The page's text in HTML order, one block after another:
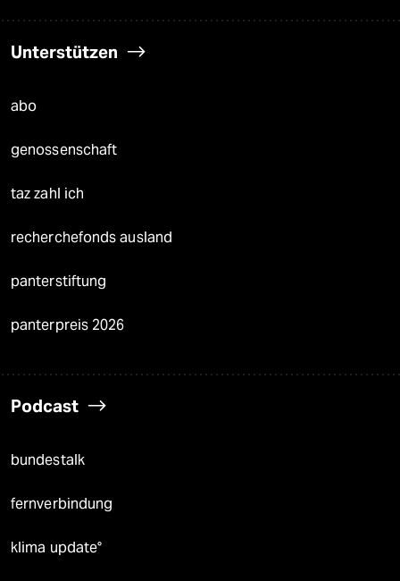
Unterstützen
abo
genossenschaft
taz zahl ich
recherchefonds ausland
panterstiftung
panterpreis 2026
Podcast
bundestalk
fernverbindung
klima update°